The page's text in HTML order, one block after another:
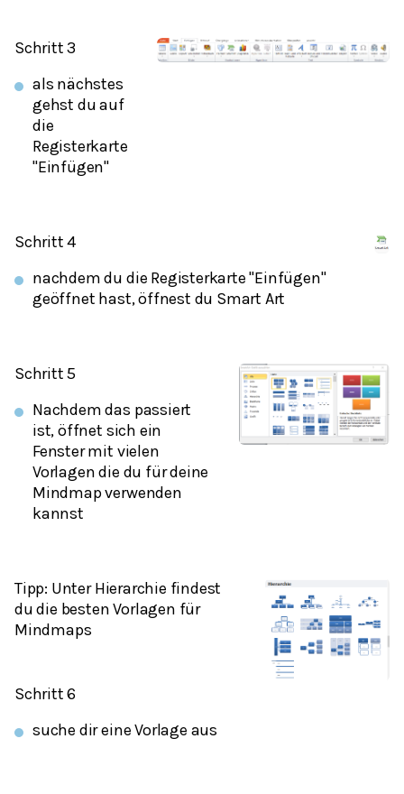
Schritt 3
als nächstes
gehst du auf
die
Registerkarte
"Einfügen"
Schritt 4
nachdem du die Registerkarte "Einfügen"
geöffnet hast, öffnest du Smart Art
Schritt 5
Nachdem das passiert
ist, öffnet sich ein
Fenster mit vielen
Vorlagen die du für deine
Mindmap verwenden
kannst
Tipp: Unter Hierarchie findest
du die besten Vorlagen für
Mindmaps
Schritt 6
suche dir eine Vorlage aus